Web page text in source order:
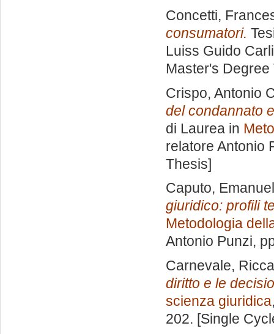
Concetti,
consumatori.
Luiss Guido
Master's Degree
Crispo, Antonio
del condannato
di Laurea in
relatore Antonio
Thesis]
Caputo,
giuridico: profili
Metodologia
Antonio Punzi,
Carnevale,
diritto e le
scienza giuridica
202. [Single